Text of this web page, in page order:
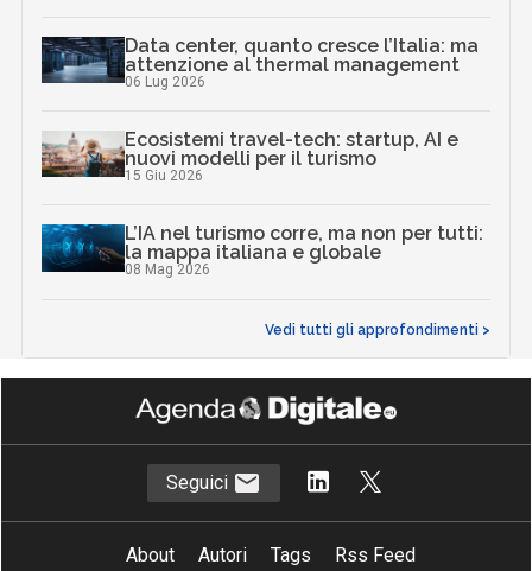
Data center, quanto cresce l’Italia: ma
attenzione al thermal management
06 Lug 2026
Ecosistemi travel-tech: startup, AI e
nuovi modelli per il turismo
15 Giu 2026
L’IA nel turismo corre, ma non per tutti:
la mappa italiana e globale
08 Mag 2026
Vedi tutti gli approfondimenti >
Seguici
About Autori Tags
Rss Feed